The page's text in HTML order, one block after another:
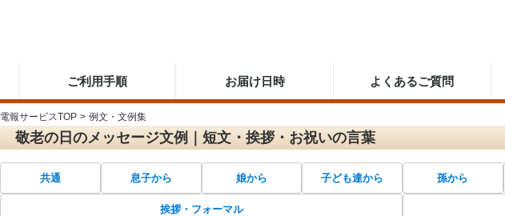
ご利用手順 お届け日時 よくあるご質問
電報サービスTOP > 例文・文例集
敬老の日のメッセージ文例｜短文・挨拶・お祝いの言葉
共通 息子から 娘から 子ども達から 孫から
挨拶・フォーマル